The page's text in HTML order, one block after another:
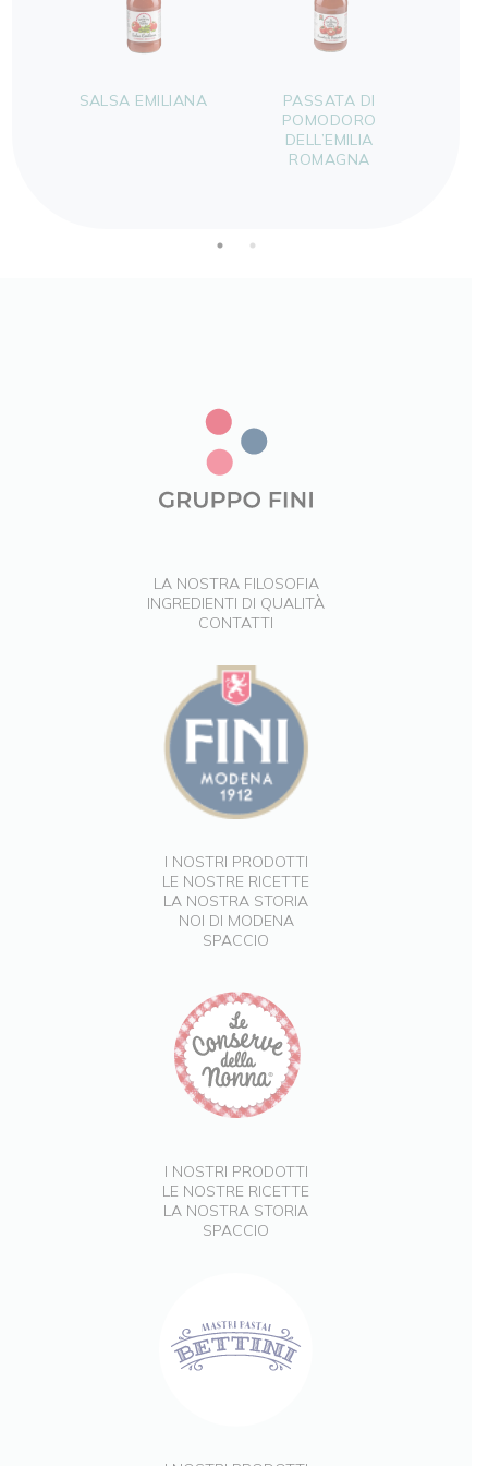
SALSA EMILIANA
PASSATA DI
POMODORO
DELL’EMILIA
ROMAGNA
LA NOSTRA FILOSOFIA
INGREDIENTI DI QUALITÀ
CONTATTI
I NOSTRI PRODOTTI
LE NOSTRE RICETTE
LA NOSTRA STORIA
NOI DI MODENA
SPACCIO
I NOSTRI PRODOTTI
LE NOSTRE RICETTE
LA NOSTRA STORIA
SPACCIO